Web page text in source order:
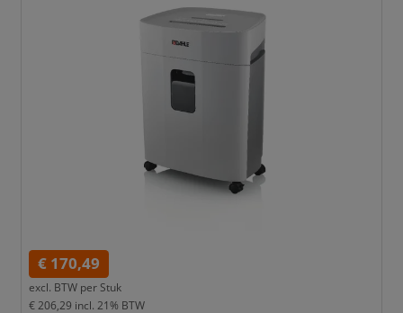
€ 170,49
excl. BTW per Stuk
€ 206,29 incl. 21% BTW